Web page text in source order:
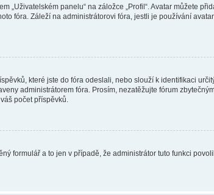
„Uživatelském panelu“ na záložce „Profil“. Avatar můžete
fóra. Záleží na administrátorovi fóra, jestli je používání
které jste do fóra odeslali, nebo slouží k identifikaci
administrátorem fóra. Prosím, nezatěžujte fórum
počet příspěvků.
formulář a to jen v případě, že administrátor tuto funkci